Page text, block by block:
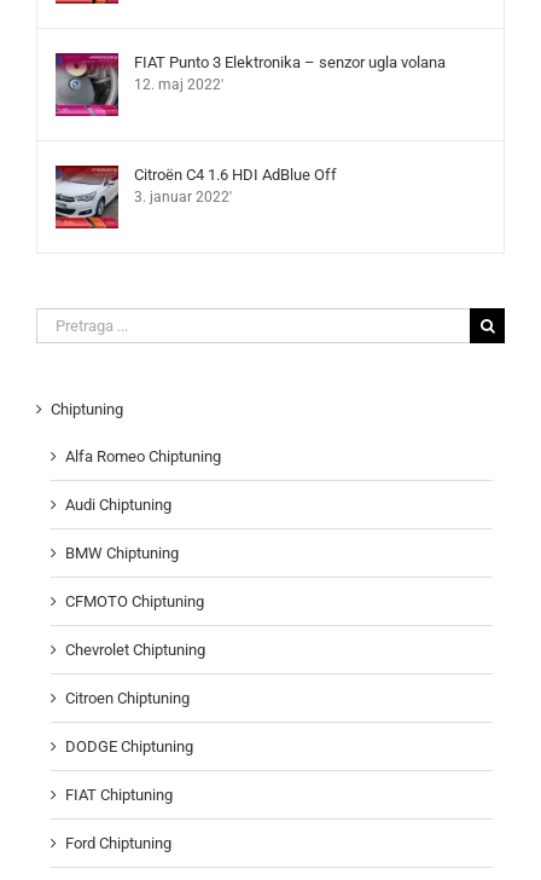
FIAT Punto 3 Elektronika – senzor ugla volana
12. maj 2022'
Citroën C4 1.6 HDI AdBlue Off
3. januar 2022'
Search
for:
Chiptuning
Alfa Romeo Chiptuning
Audi Chiptuning
BMW Chiptuning
CFMOTO Chiptuning
Chevrolet Chiptuning
Citroen Chiptuning
DODGE Chiptuning
FIAT Chiptuning
Ford Chiptuning